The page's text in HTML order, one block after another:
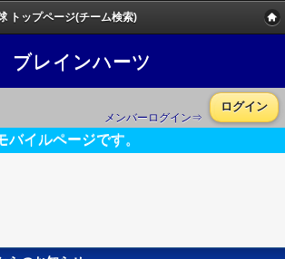
トップページ(チーム検索)
ブレインハーツ
メンバーログイン⇒
ログイン
バイルページです。